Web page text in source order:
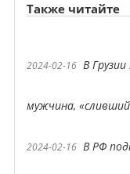
Также читайте
2024-02-16 В
мужчина,
2024-02-16 В РФ